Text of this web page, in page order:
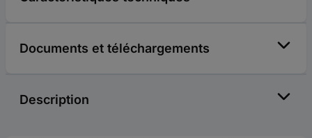
Documents et téléchargements
Description